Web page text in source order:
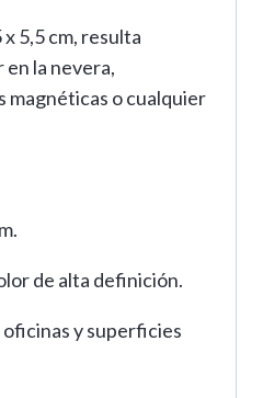
5,5 cm, resulta
la nevera,
magnéticas o cualquier
de alta definición.
y superficies